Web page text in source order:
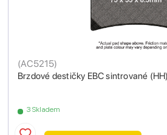
Brzdové destičky EBC sintrované
(AC5215)
3 Skladem